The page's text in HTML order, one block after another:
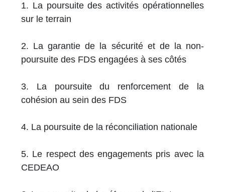
1. La poursuite des activités opérationnelles
sur le terrain
2. La garantie de la sécurité et de la non-
poursuite des FDS engagées à ses côtés
3. La poursuite du renforcement de la
cohésion au sein des FDS
4. La poursuite de la réconciliation nationale
5. Le respect des engagements pris avec la
CEDEAO